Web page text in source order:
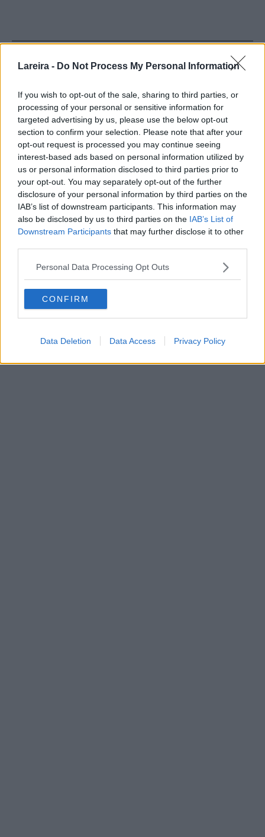
Lareira - Do Not Process My Personal Information
If you wish to opt-out of the sale, sharing to third parties, or
processing of your personal or sensitive information for
targeted advertising by us, please use the below opt-out
section to confirm your selection. Please note that after your
opt-out request is processed you may continue seeing
interest-based ads based on personal information utilized by
us or personal information disclosed to third parties prior to
your opt-out. You may separately opt-out of the further
disclosure of your personal information by third parties on the
IAB’s list of downstream participants. This information may
also be disclosed by us to third parties on the IAB’s List of
Downstream Participants that may further disclose it to other
Personal Data Processing Opt Outs
CONFIRM
Data Deletion Data Access Privacy Policy